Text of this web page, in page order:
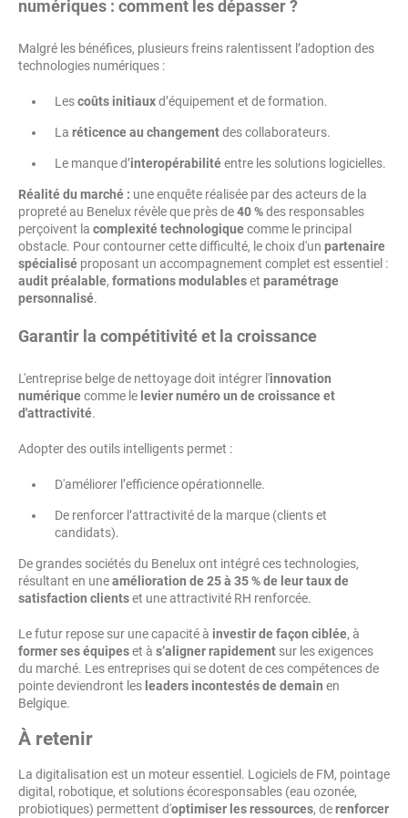
numériques : comment les dépasser ?
Malgré les bénéfices, plusieurs freins ralentissent l’adoption des
technologies numériques :
Lescoûts initiauxd’équipement et de formation.
La réticence au changementdes collaborateurs.
Le manque d’interopérabilitéentre les solutions logicielles.
Réalité du marché : une enquête réalisée par des acteurs de la
propreté au Benelux révèle que près de40 %des responsables
perçoivent la complexité technologiquecomme le principal
obstacle. Pour contourner cette difficulté, le choix d'un partenaire
spécialisé proposant un accompagnement complet est essentiel :
audit préalable, formations modulableset paramétrage
personnalisé.
Garantir la compétitivité et la croissance
L'entreprise belge de nettoyage doit intégrer l'innovation
numériquecomme le levier numéro un de croissance et
d'attractivité.
Adopter des outils intelligents permet :
D'améliorer l’efficience opérationnelle.
De renforcer l’attractivité de la marque (clients et
candidats).
De grandes sociétés du Benelux ont intégré ces technologies,
résultant en uneamélioration de 25 à 35 % de leur taux de
satisfaction clientset une attractivité RH renforcée.
Le futur repose sur une capacité à investir de façon ciblée, à
former ses équipeset à s’aligner rapidement sur les exigences
du marché. Les entreprises qui se dotent de ces compétences de
pointe deviendront les leaders incontestés de demain en
Belgique.
À retenir
La digitalisation est un moteur essentiel. Logiciels de FM, pointage
digital, robotique, et solutions écoresponsables (eau ozonée,
probiotiques) permettent d'optimiser les ressources, derenforcer